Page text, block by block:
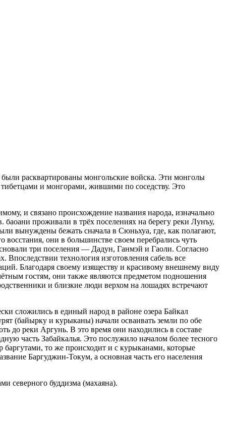
расквартированы монгольские войска. Эти монголы
тибетцами и монгорами, жившими по соседству. Это
и связано происхождение названия народа, изначально
проживали в трёх поселениях на берегу реки Лунъу,
вынуждены бежать сначала в Сюньхуа, где, как полагают,
они в большинстве своем перебрались чуть
три поселения — Дадун, Ганмэй и Гаоли. Согласно
технология изготовления сабель все
Благодаря своему изяществу и красивому внешнему виду
гостям, они также являются предметом подношения
и близкие люди верхом на лошадях встречают
сложились в единый народ в районе озера Байкал
(байырку и курыканы) начали осваивать земли по обе
до реки Аргунь. В это время они находились в составе
часть Забайкалья. Это послужило началом более тесного
то же происходит и с курыканами, которые
Баргуджин-Токум, а основная часть его населения
северного буддизма (махаяна).